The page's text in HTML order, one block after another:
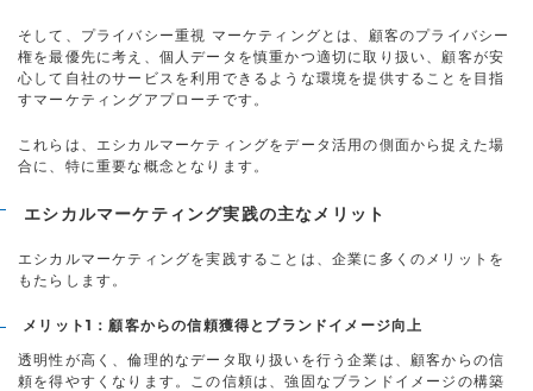
そして、プライバシー重視 マーケティングとは、顧客のプライバシー
権を最優先に考え、個人データを慎重かつ適切に取り扱い、顧客が安
心して自社のサービスを利用できるような環境を提供することを目指
すマーケティングアプローチです。
これらは、エシカルマーケティングをデータ活用の側面から捉えた場
合に、特に重要な概念となります。
エシカルマーケティング実践の主なメリット
エシカルマーケティングを実践することは、企業に多くのメリットを
もたらします。
メリット1：顧客からの信頼獲得とブランドイメージ向上
透明性が高く、倫理的なデータ取り扱いを行う企業は、顧客からの信
頼を得やすくなります。この信頼は、強固なブランドイメージの構築